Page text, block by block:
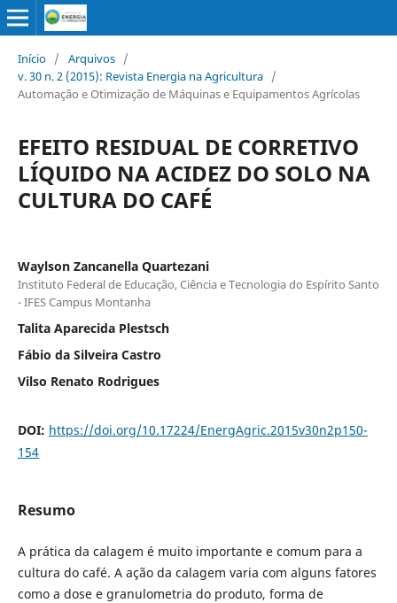
Início / Arquivos /
v. 30 n. 2 (2015): Revista Energia na Agricultura /
Automação e Otimização de Máquinas e Equipamentos Agrícolas
EFEITO RESIDUAL DE CORRETIVO
LÍQUIDO NA ACIDEZ DO SOLO NA
CULTURA DO CAFÉ
Waylson Zancanella Quartezani
Instituto Federal de Educação, Ciência e Tecnologia do Espírito Santo
- IFES Campus Montanha
Talita Aparecida Plestsch
Fábio da Silveira Castro
Vilso Renato Rodrigues
DOI: https://doi.org/10.17224/EnergAgric.2015v30n2p150-
154
Resumo
A prática da calagem é muito importante e comum para a
cultura do café. A ação da calagem varia com alguns fatores
como a dose e granulometria do produto, forma de